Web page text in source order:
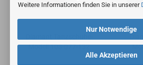
Weitere Informationen finden Sie in unserer
Alle Akzeptieren
Nur Notwendige
Modell 108-077-132